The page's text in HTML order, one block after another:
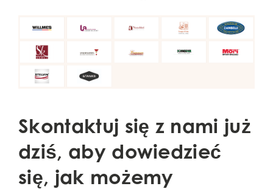
Skontaktuj się z nami już
dziś, aby dowiedzieć
się, jak możemy